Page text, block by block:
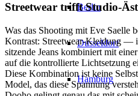
Berlin
Dusseldorf
Hamburg
Streetwear trifft Studio-
Was das Shooting mit Eve Saelle
Kontrast: Streetwear-Kleidung —
sitzende Jeans kombiniert mit
auf die kontrollierte Lichtsetzung
Diese Kombination ist keine
Model, das diese Spannung